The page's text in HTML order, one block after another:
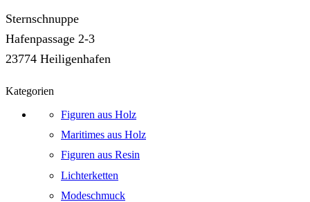
Sternschnuppe
Hafenpassage 2-3
23774 Heiligenhafen
Kategorien
Figuren aus Holz
Maritimes aus Holz
Figuren aus Resin
Lichterketten
Modeschmuck